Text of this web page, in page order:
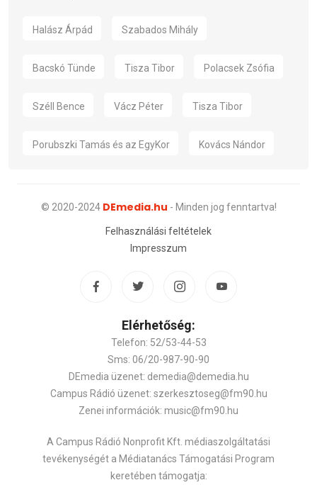
Halász Árpád Szabados Mihály
Bacskó Tünde Tisza Tibor Polacsek Zsófia
Széll Bence Vácz Péter Tisza Tibor
Porubszki Tamás és az EgyKor Kovács Nándor
© 2020-2024 DEmedia.hu - Minden jog fenntartva!
Felhasználási feltételek
Impresszum
Elérhetőség:
Telefon: 52/53-44-53
Sms: 06/20-987-90-90
DEmedia üzenet: demedia@demedia.hu
Campus Rádió üzenet: szerkesztoseg@fm90.hu
Zenei információk: music@fm90.hu
A Campus Rádió Nonprofit Kft. médiaszolgáltatási
tevékenységét a Médiatanács Támogatási Program
keretében támogatja: